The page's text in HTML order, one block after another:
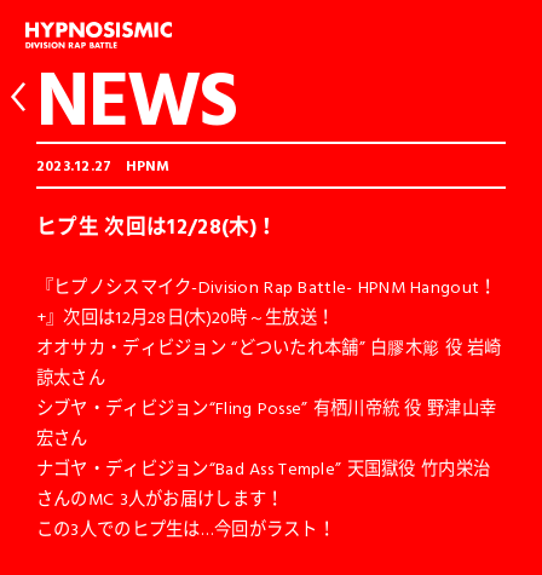
NEWS
2023.12.27 HPNM
ヒプ生 次回は12/28(木)！
『ヒプノシスマイク-Division Rap Battle- HPNM Hangout！
+』次回は12月28日(木)20時～生放送！
オオサカ・ディビジョン “どついたれ本舗” 白膠木簓 役 岩崎
諒太さん
シブヤ・ディビジョン“Fling Posse” 有栖川帝統 役 野津山幸
宏さん
ナゴヤ・ディビジョン“Bad Ass Temple” 天国獄役 竹内栄治
さんのMC 3人がお届けします！
この3人でのヒプ生は…今回がラスト！